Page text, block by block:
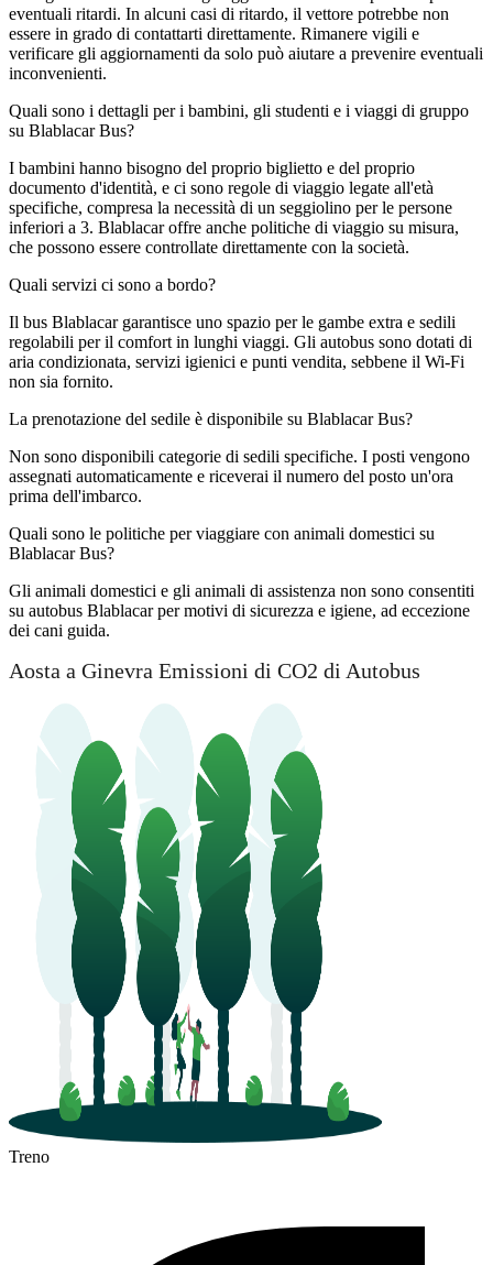
eventuali ritardi. In alcuni casi di ritardo, il vettore potrebbe non
essere in grado di contattarti direttamente. Rimanere vigili e
verificare gli aggiornamenti da solo può aiutare a prevenire eventuali
inconvenienti.
Quali sono i dettagli per i bambini, gli studenti e i viaggi di gruppo
su Blablacar Bus?
I bambini hanno bisogno del proprio biglietto e del proprio
documento d'identità, e ci sono regole di viaggio legate all'età
specifiche, compresa la necessità di un seggiolino per le persone
inferiori a 3. Blablacar offre anche politiche di viaggio su misura,
che possono essere controllate direttamente con la società.
Quali servizi ci sono a bordo?
Il bus Blablacar garantisce uno spazio per le gambe extra e sedili
regolabili per il comfort in lunghi viaggi. Gli autobus sono dotati di
aria condizionata, servizi igienici e punti vendita, sebbene il Wi-Fi
non sia fornito.
La prenotazione del sedile è disponibile su Blablacar Bus?
Non sono disponibili categorie di sedili specifiche. I posti vengono
assegnati automaticamente e riceverai il numero del posto un'ora
prima dell'imbarco.
Quali sono le politiche per viaggiare con animali domestici su
Blablacar Bus?
Gli animali domestici e gli animali di assistenza non sono consentiti
su autobus Blablacar per motivi di sicurezza e igiene, ad eccezione
dei cani guida.
Aosta a Ginevra Emissioni di CO2 di Autobus
Treno